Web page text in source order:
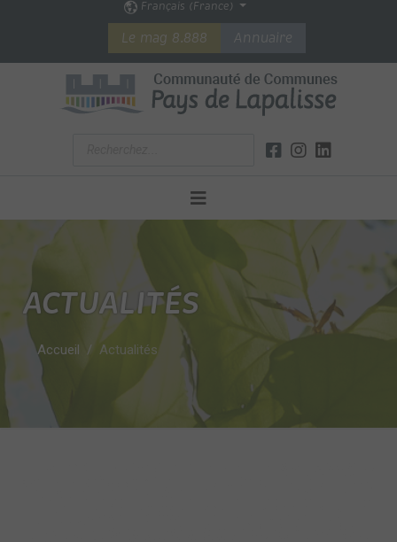
Français (France)
Le mag 8.888 Annuaire
ACTUALITÉS
Accueil Actualités